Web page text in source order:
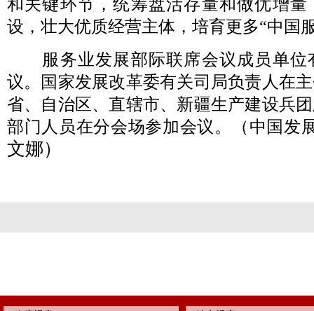
和关键环节，统筹盘活存量和做优增量
设，壮大优质经营主体，培育更多“中国
服务业发展部际联席会议成员单位
议。国家发展改革委有关司局负责人在
省、自治区、直辖市、新疆生产建设兵
部门人员在分会场参加会议。（中国发
文娜）